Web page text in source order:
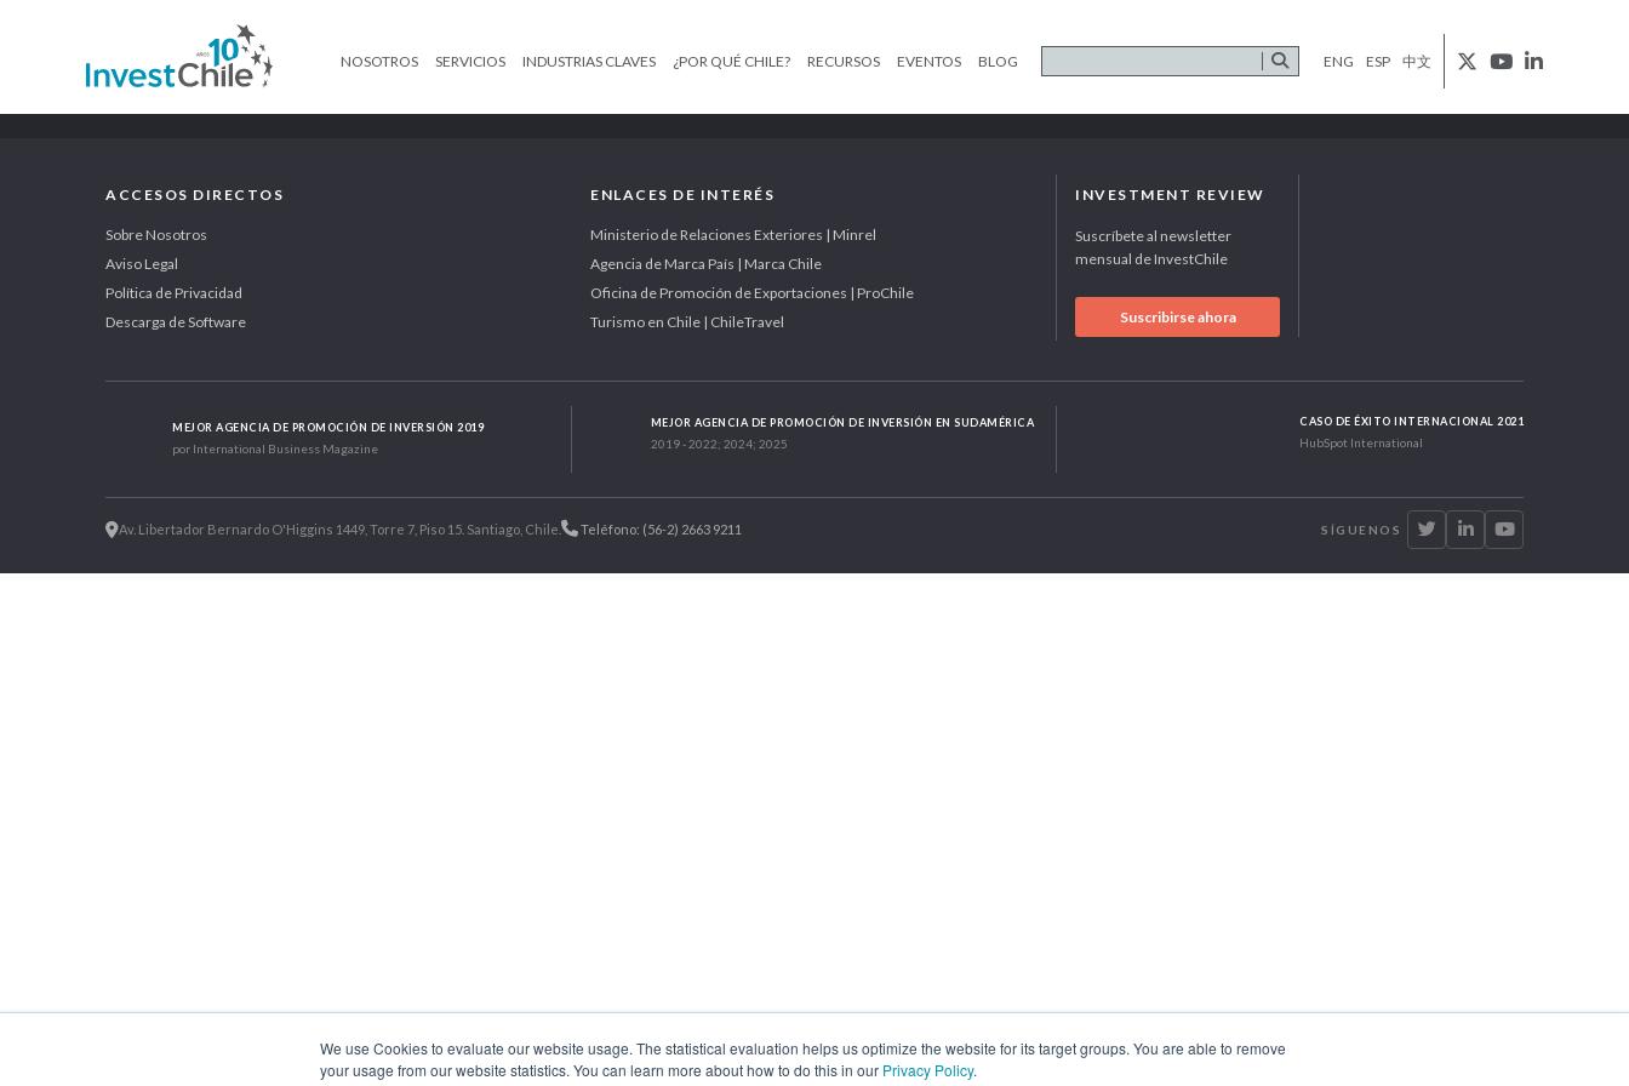
We use Cookies to evaluate our website usage. The statistical evaluation helps us optimize the website for its target groups. You are able to remove
your usage from our website statistics. You can learn more about how to do this in our Privacy Policy.
NOSOTROS SERVICIOS INDUSTRIAS CLAVES ¿POR QUÉ CHILE? RECURSOS EVENTOS BLOG ENG ESP 中文
ACCESOS DIRECTOS
Sobre Nosotros
Aviso Legal
Política de Privacidad
Descarga de Software
ENLACES DE INTERÉS
Ministerio de Relaciones Exteriores | Minrel
Agencia de Marca País | Marca Chile
Oficina de Promoción de Exportaciones | ProChile
Turismo en Chile | ChileTravel
INVESTMENT REVIEW
Suscríbete al newsletter
mensual de InvestChile
Suscribirse ahora
MEJOR AGENCIA DE PROMOCIÓN DE INVERSIÓN 2019
por International Business Magazine
MEJOR AGENCIA DE PROMOCIÓN DE INVERSIÓN EN SUDAMÉRICA
2019 - 2022; 2024; 2025
CASO DE ÉXITO INTERNACIONAL 2021
HubSpot International
Av. Libertador Bernardo O'Higgins 1449, Torre 7, Piso 15. Santiago, Chile. Teléfono: (56-2) 2663 9211 SÍGUENOS